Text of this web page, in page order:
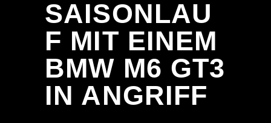
SAISONLAU
F MIT EINEM
BMW M6 GT3
IN ANGRIFF